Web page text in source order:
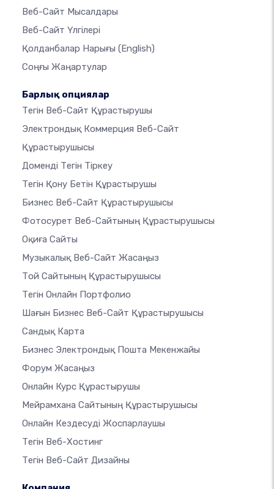
Веб-Сайт Мысалдары
Веб-Сайт Үлгілері
Қолданбалар Нарығы (English)
Соңғы Жаңартулар
Барлық опциялар
Тегін Веб-Сайт Құрастырушы
Электрондық Коммерция Веб-Сайт
Құрастырушысы
Доменді Тегін Тіркеу
Тегін Қону Бетін Құрастырушы
Бизнес Веб-Сайт Құрастырушысы
Фотосурет Веб-Сайтының Құрастырушысы
Оқиға Сайты
Музыкалық Веб-Сайт Жасаңыз
Той Сайтының Құрастырушысы
Тегін Онлайн Портфолио
Шағын Бизнес Веб-Сайт Құрастырушысы
Сандық Карта
Бизнес Электрондық Пошта Мекенжайы
Форум Жасаңыз
Онлайн Курс Құрастырушы
Мейрамхана Сайтының Құрастырушысы
Онлайн Кездесуді Жоспарлаушы
Тегін Веб-Хостинг
Тегін Веб-Сайт Дизайны